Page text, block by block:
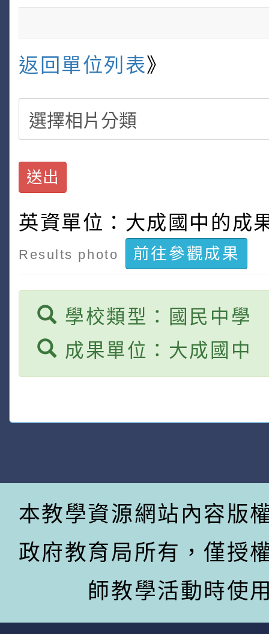
返回單位列表》
送出
英資單位：大成國中的成
Results photo 前往參觀成果
學校類型：國民中學
成果單位：大成國中
本教學資源網站內容版
政府教育局所有，僅授
師教學活動時使